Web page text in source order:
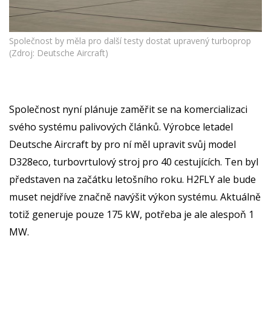
Společnost by měla pro další testy dostat upravený turboprop
(Zdroj: Deutsche Aircraft)
Společnost nyní plánuje zaměřit se na komercializaci
svého systému palivových článků. Výrobce letadel
Deutsche Aircraft by pro ní měl upravit svůj model
D328eco, turbovrtulový stroj pro 40 cestujících. Ten byl
představen na začátku letošního roku. H2FLY ale bude
muset nejdříve značně navýšit výkon systému. Aktuálně
totiž generuje pouze 175 kW, potřeba je ale alespoň 1
MW.